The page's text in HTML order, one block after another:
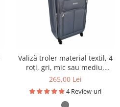
Valiză troler material textil, 4
roți, gri, mic sau mediu,
TRC57
265,00 Lei
4 Review-uri